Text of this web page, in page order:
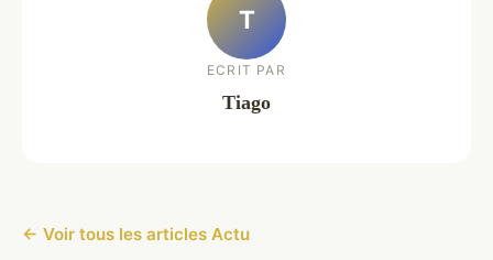
T
ECRIT PAR
Tiago
← Voir tous les articles Actu